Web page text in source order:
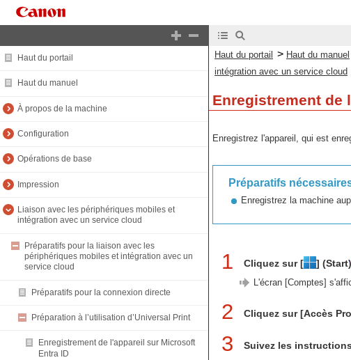
Haut du portail
Haut du manuel
À propos de la machine
Configuration
Opérations de base
Impression
Liaison avec les périphériques mobiles et
intégration avec un service cloud
Préparatifs pour la liaison avec les
périphériques mobiles et intégration avec un
service cloud
Préparatifs pour la connexion directe
Préparation à l’utilisation d’Universal Print
Enregistrement de l'appareil sur Microsoft
Entra ID
Haut du portail > Haut du manuel
intégration avec un service cloud
Enregistrement de
Enregistrez l'appareil, qui est
Préparatifs
Enregistrez la machine
1 Cliquez sur [ ] (Start)
L'écran [Comptes]
2 Cliquez sur [Accès
3 Suivez les